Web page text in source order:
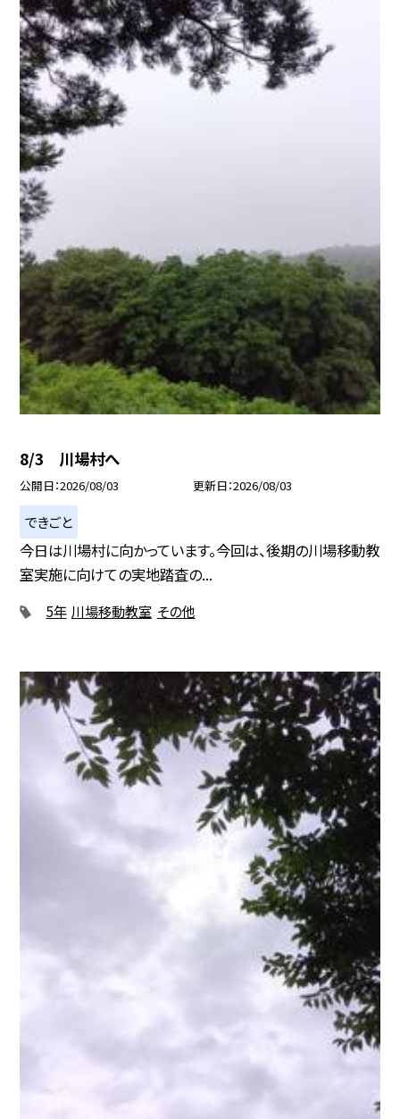
8/3 川場村へ
公開日 2026/08/03 更新日 2026/08/03
できごと
今日は川場村に向かっています。今回は、後期の川場移動教
室実施に向けての実地踏査の...
5年 川場移動教室 その他